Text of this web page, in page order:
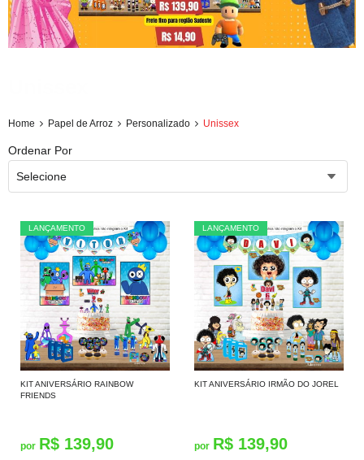
Home Papel de Arroz Personalizado Unissex
Ordenar Por
Selecione
LANÇAMENTO
KIT ANIVERSÁRIO RAINBOW
FRIENDS
por R$ 139,90
LANÇAMENTO
KIT ANIVERSÁRIO IRMÃO DO JOREL
por R$ 139,90